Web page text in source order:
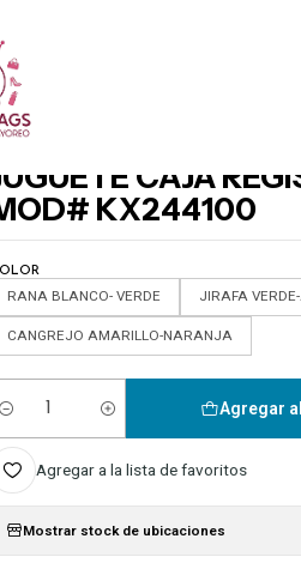
ANIMALITOS MOD# KX244100
CAJA
KX244100
RANA BLANCO- VERDE JIRAFA
CANGREJO AMARILLO-NARANJA
Agregar
Agregar a la lista de favoritos
Mostrar stock de ubicaciones